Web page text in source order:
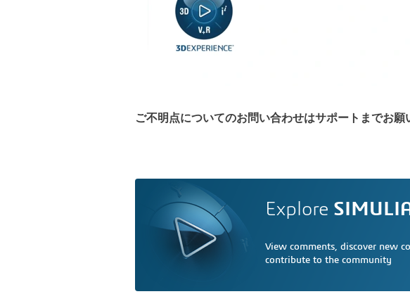
ご不明点についてのお問い合わせはサポートまでお願
Explore
View comments, discover new
contribute to the community